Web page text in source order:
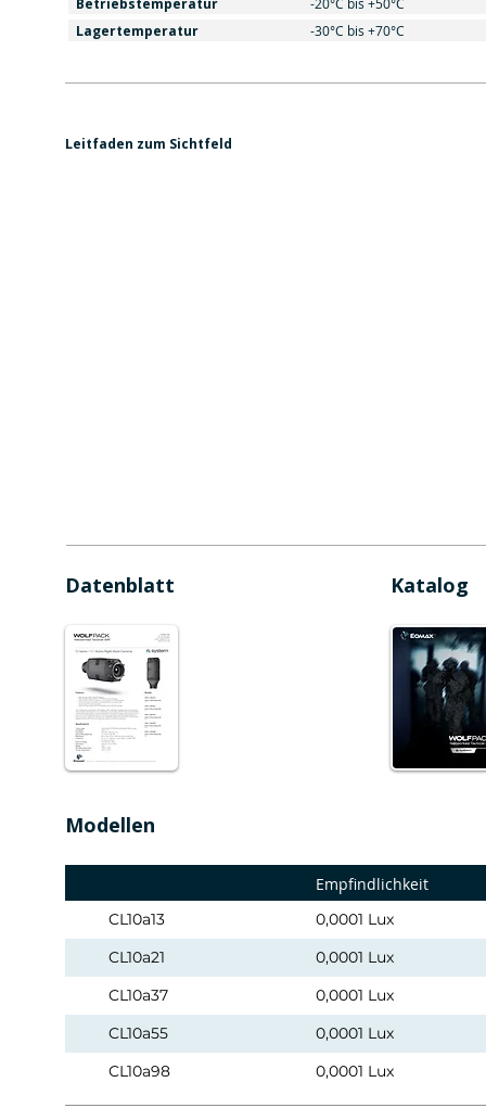
Betriebstemperatur
Lagertemperatur -30°C bis +70°C
Leitfaden zum Sichtfeld
Datenblatt Katalog
Modellen
Empfindlichkeit
CL10a13
0,0001 Lux
CL10a21
0,0001 Lux
CL10a37
0,0001 Lux
CL10a55
0,0001 Lux
CL10a98
0,0001 Lux